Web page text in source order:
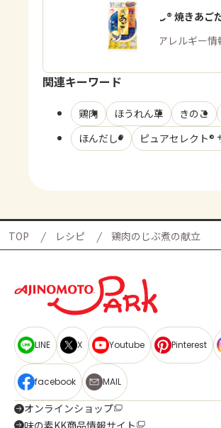
「ほんだし® 焼きあご
商品・アレルギー情
関連キーワード
鶏肉 ほうれん草 きのこ
ほんだし®
ピュアセレクト®
TOP レシピ 鶏肉のじぶ煮の献立
LINE X Youtube Pinterest
facebook MAIL
オンラインショップ
味の素KK商品情報サイト